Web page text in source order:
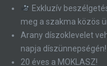
Exkluzív
meg a szakma közös
Arany díszoklevelet
napja díszünnepségén!
20 éves a MOKLASZ!